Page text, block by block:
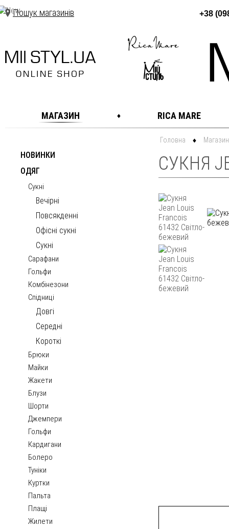
Пошук магазинів +38
МАГАЗИН RICA MARE
НОВИНКИ
ОДЯГ
Сукні
Вечірні
Повсякденні
Офісні сукні
Сукні
Сарафани
Гольфи
Комбінезони
Спідниці
Довгі
Середні
Короткі
Брюки
Майки
Жакети
Блузи
Шорти
Джемпери
Гольфи
Кардигани
Болеро
Туніки
Куртки
Пальта
Плащі
Жилети
Головна Магазин
СУКНЯ